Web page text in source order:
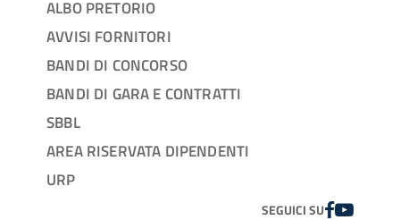
ALBO PRETORIO
AVVISI FORNITORI
BANDI DI CONCORSO
BANDI DI GARA E CONTRATTI
SBBL
AREA RISERVATA DIPENDENTI
URP
SEGUICI SUFACEBOOK
YOUTUBE